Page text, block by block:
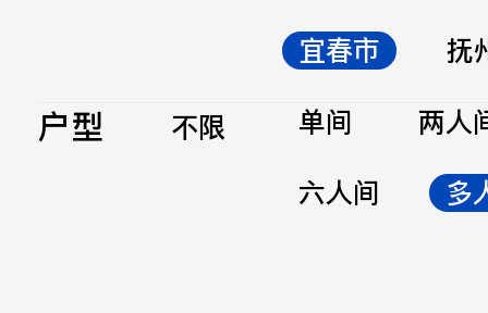
宜春市
抚
户型 不限 单间
两人
六人间
多